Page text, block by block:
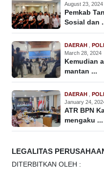
August 23, 2024
Pemkab
Sosial dan
DAERAH
March 28, 2024
Kemudian
mantan ...
DAERAH
January 24,
ATR BPN
mengaku ...
LEGALITAS
DITERBITKAN OLEH :